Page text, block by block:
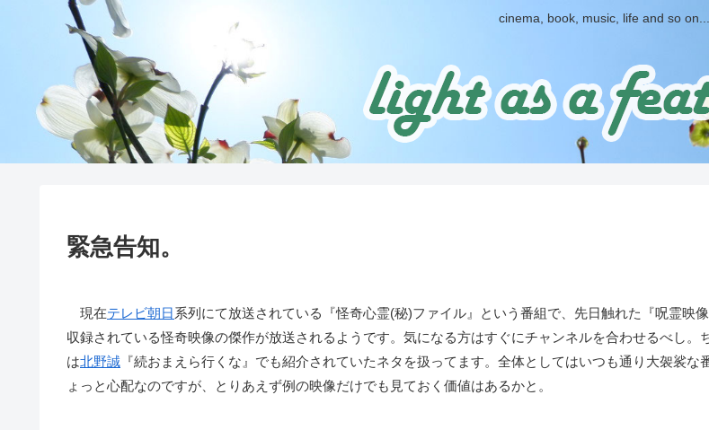
cinema, book, music, life and so on...
緊急告知。
現在テレビ朝日系列にて放送されている『怪奇心霊(秘)ファイル』という番組で、先日触れた『呪霊映
収録されている怪奇映像の傑作が放送されるようです。気になる方はすぐにチャンネルを合わせるべし。
は北野誠 『続おまえら行くな』でも紹介されていたネタを扱ってます。全体としてはいつも通り大袈裟な
ょっと心配なのですが、とりあえず例の映像だけでも見ておく価値はあるかと。